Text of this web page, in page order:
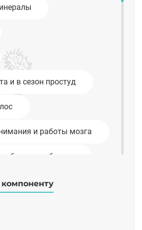
и в сезон простуд
и работы мозга